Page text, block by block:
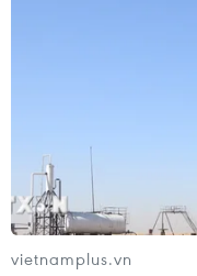
vietnamplus.vn